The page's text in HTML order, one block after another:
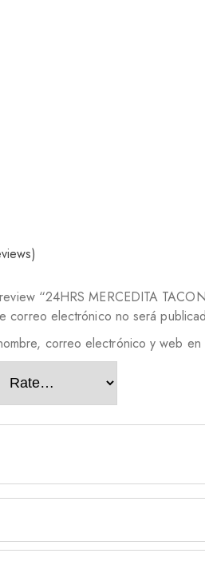
“24HRS MERCEDITA
correo electrónico no será
correo electrónico y web